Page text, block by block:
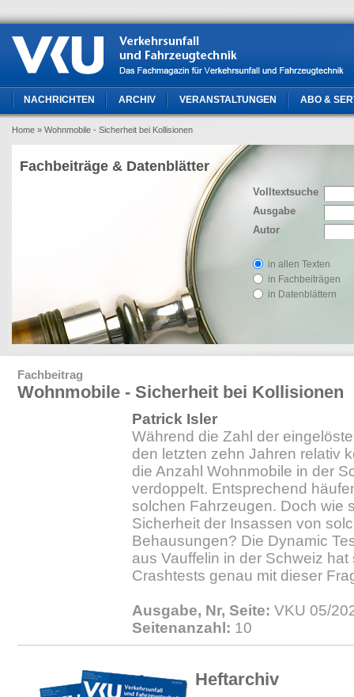
NACHRICHTEN ARCHIV VERANSTALTUNGEN ABO &
Home » Wohnmobile - Sicherheit bei Kollisionen
Volltextsuche
Ausgabe
Autor
in allen Texten
in Fachbeiträgen
in Datenblättern
Fachbeiträge & Datenblätter
Fachbeitrag
Wohnmobile - Sicherheit bei Kollisionen
Patrick Isler
Während die Zahl der
den letzten zehn Jahren relativ
die Anzahl Wohnmobile in der
verdoppelt. Entsprechend
solchen Fahrzeugen. Doch wie
Sicherheit der Insassen von
Behausungen? Die Dynamic
aus Vauffelin in der Schweiz
Crashtests genau mit dieser
Ausgabe, Nr, Seite: VKU 05/
Seitenanzahl: 10
Heftarchiv